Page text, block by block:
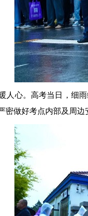
心。高考当日，细雨
密做好考点内部及周边